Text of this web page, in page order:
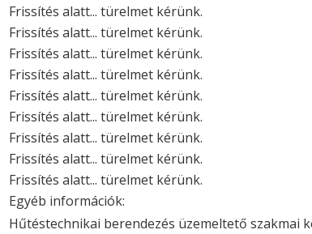
Frissítés alatt... türelmet kérünk.
Frissítés alatt... türelmet kérünk.
Frissítés alatt... türelmet kérünk.
Frissítés alatt... türelmet kérünk.
Frissítés alatt... türelmet kérünk.
Frissítés alatt... türelmet kérünk.
Frissítés alatt... türelmet kérünk.
Frissítés alatt... türelmet kérünk.
Frissítés alatt... türelmet kérünk.
Egyéb információk:
Hűtéstechnikai berendezés üzemeltető szakmai